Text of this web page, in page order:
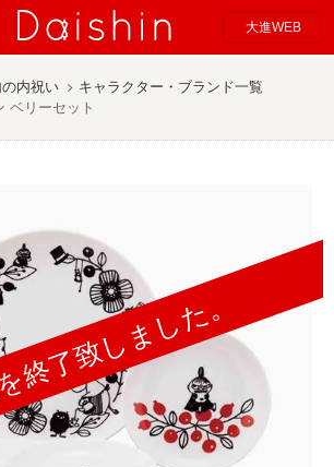
大進WEB
内祝い
キャラクター・ブランド一覧
ベリーセット
了致しました。